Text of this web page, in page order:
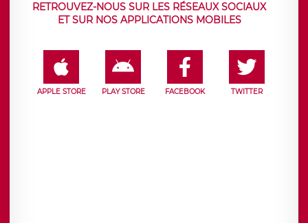
RETROUVEZ-NOUS SUR LES RÉSEAUX SOCIAUX
ET SUR NOS APPLICATIONS MOBILES
APPLE STORE PLAY STORE FACEBOOK TWITTER